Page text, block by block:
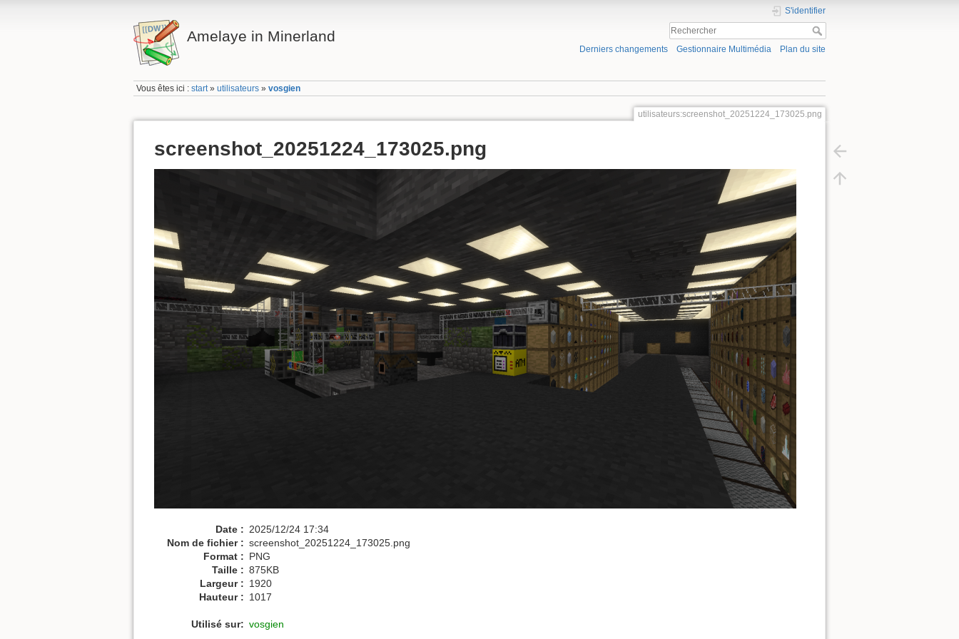
Amelaye in Minerland
S'identifier
Derniers changements Gestionnaire Multimédia Plan du site
Vous êtes ici :start»utilisateurs »vosgien
utilisateurs:screenshot_20251224_173025.png
screenshot_20251224_173025.png
Date : 2025/12/24 17:34
Nom de fichier : screenshot_20251224_173025.png
Format : PNG
Taille : 875KB
Largeur : 1920
Hauteur : 1017
Utilisé sur: vosgien